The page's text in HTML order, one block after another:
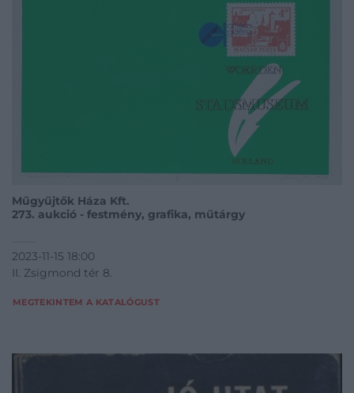
Műgyűjtők Háza Kft.
273. aukció - festmény, grafika, műtárgy
2023-11-15 18:00
II. Zsigmond tér 8.
MEGTEKINTEM A KATALÓGUST